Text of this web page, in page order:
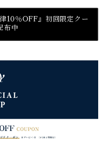
10％OFF』初回限定クー
布中